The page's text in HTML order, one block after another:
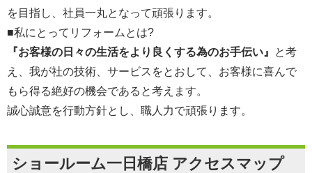
を目指し、社員一丸となって頑張ります。
■私にとってリフォームとは?
『お客様の日々の生活をより良くする為のお手伝い』
と考
え、我が社の技術、サービスをとおして、お客様に喜んで
もら得る絶好の機会であると考えます。
誠心誠意を行動方針とし、職人力で頑張ります。
ショールーム一日橋店 アクセスマップ